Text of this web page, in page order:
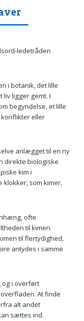
ledetråden
i botanik, det lille
liv ligger gemt. I
begyndelse, et lille
eller
anlægget til en ny
direkte biologiske
kim i
som kimer,
ofte
til kimen.
til flertydighed,
antydes i samme
og i overført
At finde
alt andet
sættes ind.